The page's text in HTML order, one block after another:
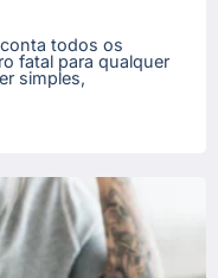
todos os
fatal para qualquer
simples,